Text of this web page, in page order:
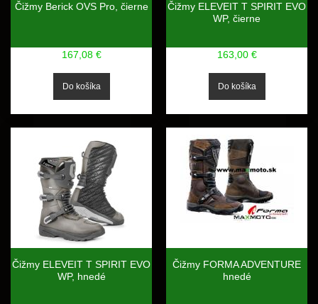
Čižmy Berick OVS Pro, čierne
167,08 €
Čižmy ELEVEIT T SPIRIT EVO
WP, čierne
163,00 €
Čižmy ELEVEIT T SPIRIT EVO
WP, hnedé
Čižmy FORMA ADVENTURE
hnedé